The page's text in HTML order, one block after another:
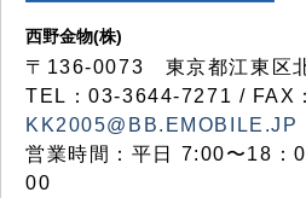
西野金物(株)
〒136-0073 東京都江東区
TEL：03‐3644‐7271 /
KK2005@BB.EMOBILE.JP
営業時間：平日 7:00〜18
00